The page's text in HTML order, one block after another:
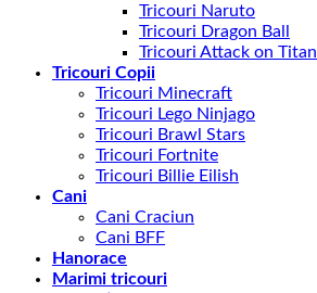
Tricouri Naruto
Tricouri Dragon Ball
Tricouri Attack on Titan
Tricouri Copii
Tricouri Minecraft
Tricouri Lego Ninjago
Tricouri Brawl Stars
Tricouri Fortnite
Tricouri Billie Eilish
Cani
Cani Craciun
Cani BFF
Hanorace
Marimi tricouri